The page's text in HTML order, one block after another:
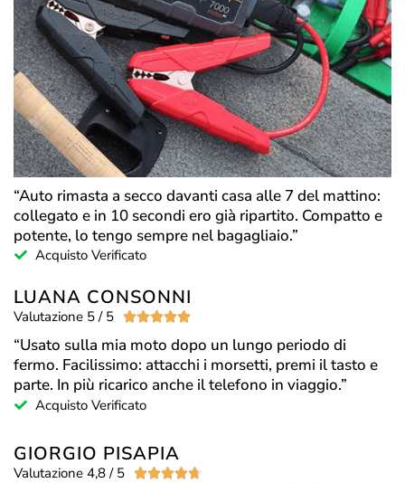
“Auto rimasta a secco davanti casa alle 7 del mattino:
collegato e in 10 secondi ero già ripartito. Compatto e
potente, lo tengo sempre nel bagagliaio.”
Acquisto Verificato
LUANA CONSONNI
Valutazione 5 / 5 
“Usato sulla mia moto dopo un lungo periodo di
fermo. Facilissimo: attacchi i morsetti, premi il tasto e
parte. In più ricarico anche il telefono in viaggio.”
Acquisto Verificato
GIORGIO PISAPIA
Valutazione 4,8 / 5 